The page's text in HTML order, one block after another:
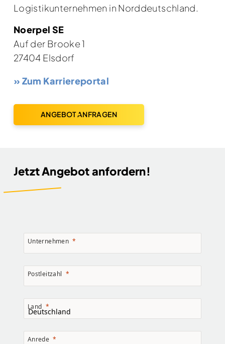
Logistikunternehmen in Norddeutschland.
Noerpel SE
Auf der Brooke 1
27404 Elsdorf
» Zum Karriereportal
ANGEBOT ANFRAGEN
Jetzt Angebot anfordern!
Unternehmen
Postleitzahl
Land
Anrede